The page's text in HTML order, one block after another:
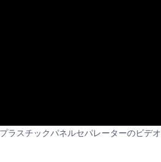
ラスチックパネルセパレーターのビデオ